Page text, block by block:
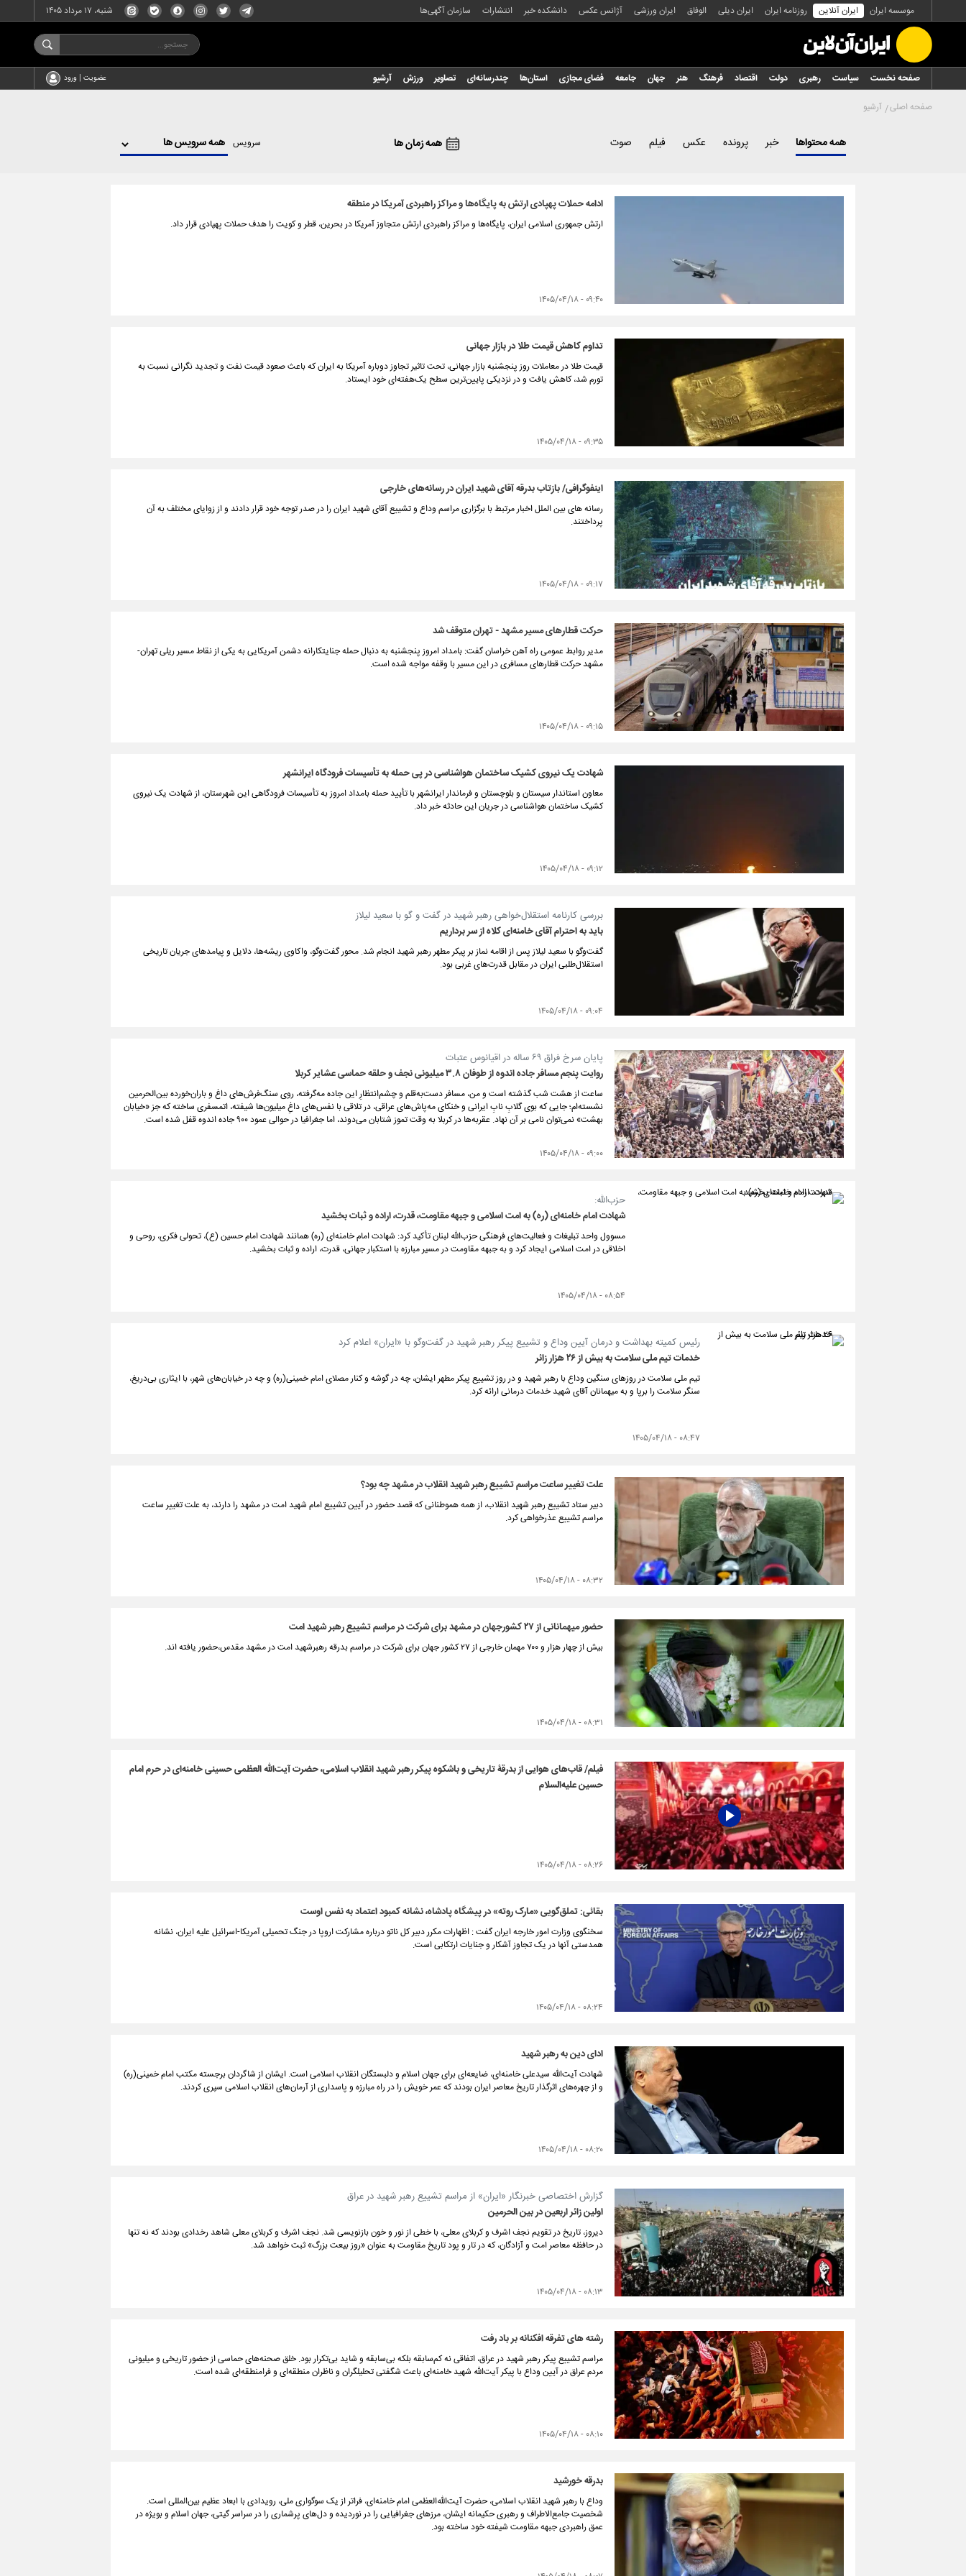
موسسه ایران ایران آنلاین روزنامه ایران ایران دیلی الوفاق ایران ورزشی آژانس عکس دانشکده خبر انتشارات سازمان آگهی‌ها شنبه، ۱۷ مرداد ۱۴۰۵
صفحه نخست سیاست رهبری دولت اقتصاد فرهنگ هنر جهان جامعه فضای مجازی استان‌ها چندرسانه‌ای تصاویر ورزش آرشیو عضویت | ورود
صفحه اصلی آرشیو
همه محتواها خبر پرونده عکس فیلم صوت همه زمان ها سرویس
ادامه حملات پهپادی ارتش به پایگاه‌ها و مراکز راهبردی آمریکا در منطقه
ارتش جمهوری اسلامی ایران، پایگاه‌ها و مراکز راهبردی ارتش متجاوز آمریکا در بحرین، قطر و کویت را هدف حملات پهپادی قرار داد.
۰۹:۴۰ - ۱۴۰۵/۰۴/۱۸
تداوم کاهش قیمت طلا در بازار جهانی
قیمت طلا در معاملات روز پنجشنبه بازار جهانی، تحت تاثیر تجاوز دوباره آمریکا به ایران که باعث صعود قیمت نفت و تجدید نگرانی نسبت به
تورم شد، کاهش یافت و در نزدیکی پایین‌ترین سطح یک‌هفته‌ای خود ایستاد.
۰۹:۳۵ - ۱۴۰۵/۰۴/۱۸
اینفوگرافی/ بازتاب بدرقه آقای شهید ایران در رسانه‌های خارجی
رسانه های بین الملل اخبار مرتبط با برگزاری مراسم وداع و تشییع آقای شهید ایران را در صدر توجه خود قرار دادند و از زوایای مختلف به آن
پرداختند.
۰۹:۱۷ - ۱۴۰۵/۰۴/۱۸
حرکت قطارهای مسیر مشهد - تهران متوقف شد
مدیر روابط عمومی راه آهن خراسان گفت: بامداد امروز پنجشنبه به دنبال حمله جنایتکارانه دشمن آمریکایی به یکی از ‌نقاط مسیر ریلی تهران-
مشهد حرکت قطارهای مسافری در این مسیر با وقفه مواجه شده است.
۰۹:۱۵ - ۱۴۰۵/۰۴/۱۸
شهادت یک نیروی کشیک ساختمان هواشناسی در پی حمله به تأسیسات فرودگاه ایرانشهر
معاون استاندار سیستان و بلوچستان و فرماندار ایرانشهر با تأیید حمله بامداد امروز به تأسیسات فرودگاهی این شهرستان، از شهادت یک نیروی
کشیک ساختمان هواشناسی در جریان این حادثه خبر داد.
۰۹:۱۲ - ۱۴۰۵/۰۴/۱۸
بررسی کارنامه استقلال‌خواهی رهبر شهید در گفت و گو با سعید لیلاز
باید به احترام آقای خامنه‌ای کلاه از سر برداریم
گفت‌وگو با سعید لیلاز پس از اقامه نماز بر پیکر مطهر رهبر شهید انجام شد. محور گفت‌وگو، واکاوی ریشه‌ها، دلایل و پیامدهای جریان تاریخی
استقلال‌طلبی ایران در مقابل قدرت‌های غربی بود.
۰۹:۰۴ - ۱۴۰۵/۰۴/۱۸
پایان سرخ فراق ۶۹ ساله در اقیانوس عتبات
روایت پنجم مسافر جاده اندوه از طوفان ۳.۸ میلیونی نجف و حلقه حماسی عشایر کربلا
ساعت از هشت شب گذشته است و من، مسافر دست‌به‌قلم و چشم‌انتظارِ این جاده مه‌گرفته، روی سنگ‌فرش‌های داغ و باران‌خورده بین‌الحرمین
نشسته‌ام؛ جایی که بوی گلابِ نابِ ایرانی و خنکای مه‌پاش‌های عراقی، در تلاقی با نفس‌های داغِ میلیون‌ها شیفته، اتمسفری ساخته که جز «خیابان
بهشت» نمی‌توان نامی بر آن نهاد. عقربه‌ها در کربلا به وقت تموز شتابان می‌دوند، اما جغرافیا در حوالی عمود ۹۰۰ جاده اندوه قفل شده است.
۰۹:۰۰ - ۱۴۰۵/۰۴/۱۸
حزب‌الله:
شهادت امام خامنه‌ای (ره) به امت اسلامی و جبهه مقاومت، قدرت، اراده و ثبات بخشید
مسوول واحد تبلیغات و فعالیت‌های فرهنگی حزب‌الله لبنان تأکید کرد: شهادت امام خامنه‌ای (ره) همانند شهادت امام حسین (ع)، تحولی فکری، روحی و
اخلاقی در امت اسلامی ایجاد کرد و به جبهه مقاومت در مسیر مبارزه با استکبار جهانی، قدرت، اراده و ثبات بخشید.
۰۸:۵۴ - ۱۴۰۵/۰۴/۱۸
رئیس کمیته بهداشت و درمان آیین وداع و تشییع پیکر رهبر شهید در گفت‌و‌گو با «ایران» اعلام کرد
خدمات تیم ملی سلامت به بیش از ۲۶ هزار زائر
تیم ملی سلامت در روزهای سنگین وداع با رهبر شهید و در روز تشییع پیکر مطهر ایشان، چه در گوشه‌ و کنار مصلای امام خمینی(ره) و چه در خیابان‌های شهر، با ایثاری بی‌دریغ،
سنگر سلامت را برپا و به میهمانان آقای شهید خدمات درمانی ارائه کرد.
۰۸:۴۷ - ۱۴۰۵/۰۴/۱۸
علت تغییر ساعت مراسم تشییع رهبر شهید انقلاب در مشهد چه بود؟
دبیر ستاد تشییع رهبر شهید انقلاب، از همه هموطنانی که قصد حضور در آیین تشییع امام شهید امت در مشهد را دارند، به علت تغییر ساعت
مراسم تشییع عذرخواهی کرد.
۰۸:۳۲ - ۱۴۰۵/۰۴/۱۸
حضور میهمانانی از ۲۷ کشورجهان در مشهد برای شرکت در مراسم تشییع رهبر شهید امت
بیش از چهار هزار و ۷۰۰ مهمان خارجی از ۲۷ کشور جهان برای شرکت در مراسم بدرقه رهبرشهید امت در مشهد مقدس،حضور یافته اند.
۰۸:۳۱ - ۱۴۰۵/۰۴/۱۸
فیلم/ قاب‌های هوایی از بدرقۀ تاریخی و باشکوه پیکر رهبر شهید انقلاب اسلامی، حضرت آیت‌الله العظمی حسینی خامنه‌ای در حرم امام
حسین علیه‌السلام
۰۸:۲۶ - ۱۴۰۵/۰۴/۱۸
بقائی: تملق‌گویی «مارک روته» در پیشگاه پادشاه، نشانه کمبود اعتماد به نفس اوست
سخنگوی وزارت امور خارجه ایران گفت : اظهارات مکرر دبیر کل ناتو درباره مشارکت اروپا در جنگ تحمیلی آمریکا-اسرائیل علیه ایران، نشانه
همدستی آنها در یک تجاوز آشکار و جنایات ارتکابی است.
۰۸:۲۴ - ۱۴۰۵/۰۴/۱۸
ادای دین به رهبر شهید
شهادت آیت‌الله سیدعلی خامنه‌ای، ضایعه‌ای برای جهان اسلام و دلبستگان انقلاب اسلامی است. ایشان از شاگردان برجسته مکتب امام خمینی(ره)
و از چهره‌های اثرگذار تاریخ معاصر ایران بودند که عمر خویش را در راه مبارزه و پاسداری از آرمان‌های انقلاب اسلامی سپری کردند.
۰۸:۲۰ - ۱۴۰۵/۰۴/۱۸
گزارش اختصاصی خبرنگار «ایران» از مراسم تشییع رهبر شهید در عراق
اولین زائر اربعین در بین الحرمین
دیروز، تاریخ در تقویم نجف اشرف و کربلای معلی، با خطی از نور و خون بازنویسی شد. نجف اشرف و کربلای معلی شاهد رخدادی بودند که نه تنها
در حافظه‌ معاصر امت و آزادگان، که در تار و پود تاریخ مقاومت به عنوان «روز بیعت بزرگ» ثبت خواهد شد.
۰۸:۱۳ - ۱۴۰۵/۰۴/۱۸
رشته های تفرقه افکنانه بر باد رفت
مراسم تشییع پیکر رهبر شهید در عراق، اتفاقی نه کم‌سابقه بلکه بی‌سابقه و شاید بی‌تکرار بود. خلق صحنه‌های حماسی از حضور تاریخی و میلیونی
مردم عراق در آیین وداع با پیکر آیت‌الله شهید خامنه‌ای باعث شگفتی تحلیلگران و ناظران منطقه‌ای و فرامنطقه‌ای شده است.
۰۸:۱۰ - ۱۴۰۵/۰۴/۱۸
بدرقه خورشید
وداع با رهبر شهید انقلاب اسلامی، حضرت آیت‌الله‌العظمی امام خامنه‌ای، فراتر از یک سوگواری ملی، رویدادی با ابعاد عظیم بین‌المللی است.
شخصیت جامع‌الاطراف و رهبری حکیمانه ایشان، مرزهای جغرافیایی را در نوردیده و دل‌های پرشماری را در سراسر گیتی، جهان اسلام و بویژه در
عمق راهبردی جبهه مقاومت شیفته خود ساخته بود.